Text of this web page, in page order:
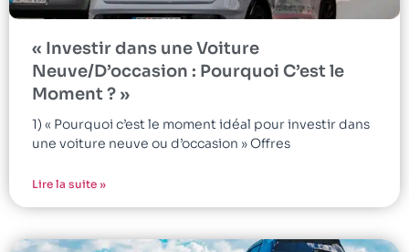
« Investir dans une Voiture
Neuve/D’occasion : Pourquoi C’est le
Moment ? »
1) « Pourquoi c’est le moment idéal pour investir dans
une voiture neuve ou d’occasion » Offres
Lire la suite »